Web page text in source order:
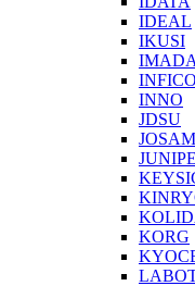
IDEAL
IKUSI
IMADA
INNO
JDSU
JOSAM
KORG